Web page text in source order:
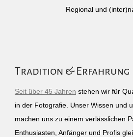
Regional und
Tradition & Erfahrung
Seit über 45 Jahren stehen wir für
in der Fotografie. Unser Wissen und
machen uns zu einem verlässlichen
Enthusiasten, Anfänger und Profis